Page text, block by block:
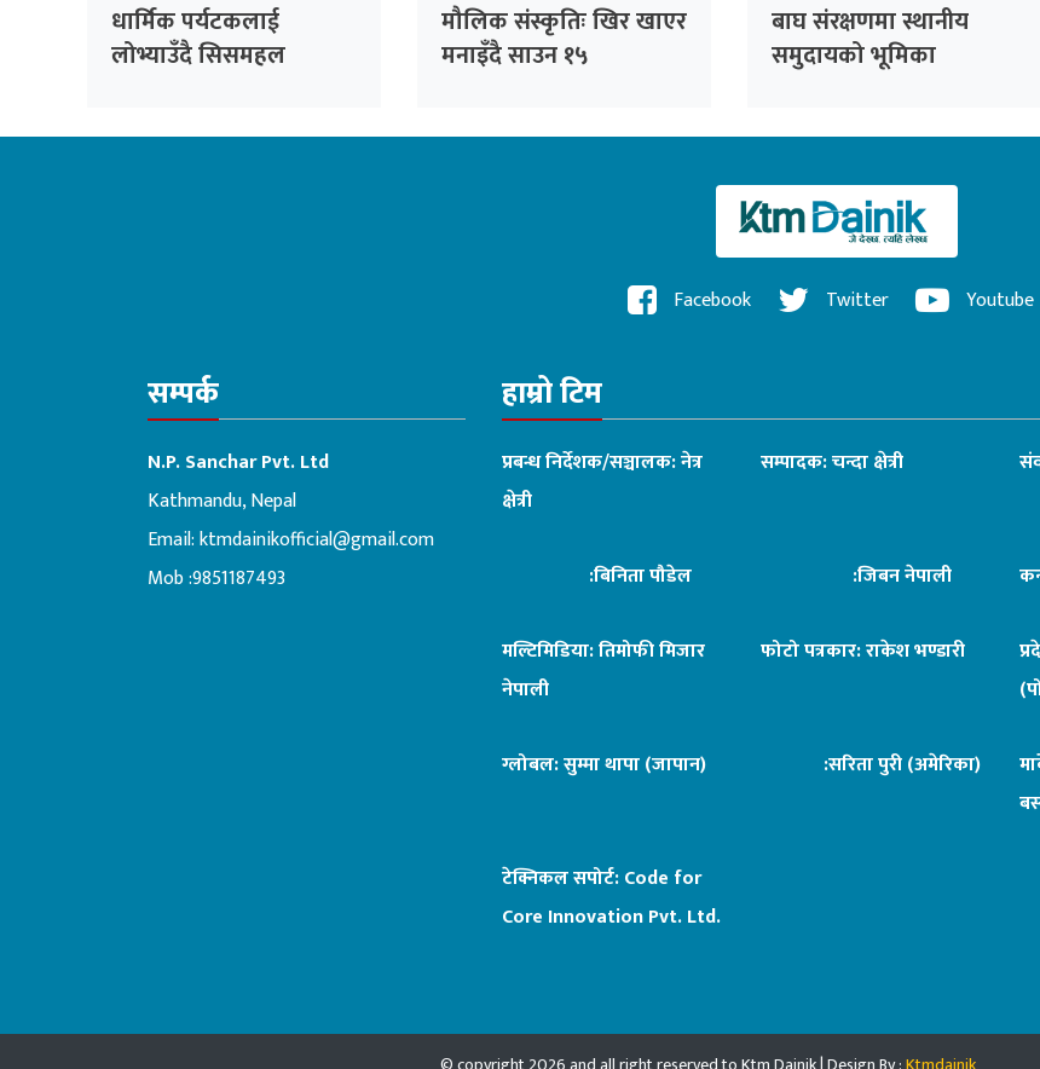
धार्मिक पर्यटकलाई
लोभ्याउँदै सिसमहल
मौलिक संस्कृतिः खिर खाएर
मनाइँदै साउन १५
बाघ संरक्षणमा स्थानीय
समुदायको भूमिका
Facebook Twitter Youtube
सम्पर्क
N.P. Sanchar Pvt. Ltd
Kathmandu, Nepal
Email:ktmdainikofficial@gmail.com
Mob :9851187493
हाम्रो टिम
प्रबन्ध निर्देशक/सञ्चालक: नेत्र
क्षेत्री
सम्पादक: चन्दा क्षेत्री
:बिनिता पौडेल :जिबन नेपाली
मल्टिमिडिया: तिमोफी मिजार
नेपाली
फोटो पत्रकार: राकेश भण्डारी
ग्लोबल: सुम्मा थापा (जापान) :सरिता पुरी (अमेरिका)
टेक्निकल सपोर्ट:Code for
Core Innovation Pvt. Ltd.